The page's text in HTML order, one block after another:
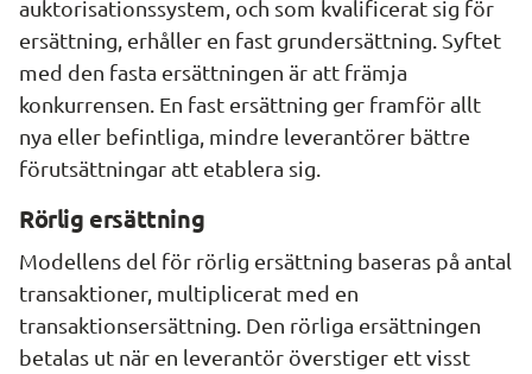
auktorisationssystem, och som kvalificerat sig för
ersättning, erhåller en fast grundersättning. Syftet
med den fasta ersättningen är att främja
konkurrensen. En fast ersättning ger framför allt
nya eller befintliga, mindre leverantörer bättre
förutsättningar att etablera sig.
Rörlig ersättning
Modellens del för rörlig ersättning baseras på antal
transaktioner, multiplicerat med en
transaktionsersättning. Den rörliga ersättningen
betalas ut när en leverantör överstiger ett visst